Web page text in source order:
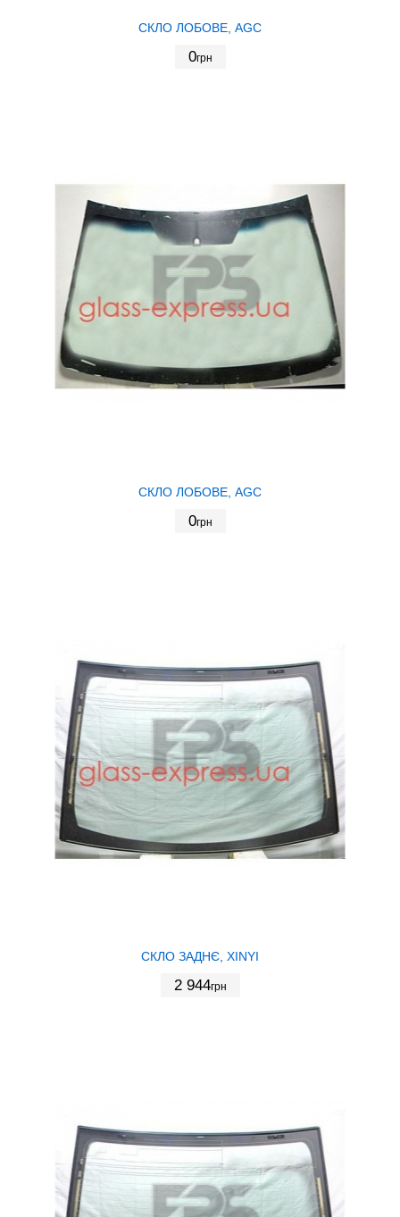
СКЛО ЛОБОВЕ, AGC
0грн
СКЛО ЛОБОВЕ, AGC
0грн
СКЛО ЗАДНЄ, XINYI
2 944грн